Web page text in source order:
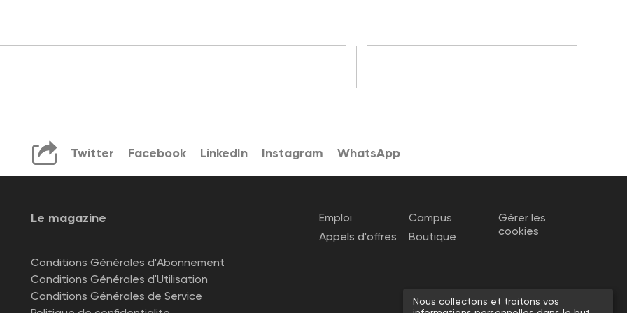
Twitter Facebook LinkedIn Instagram WhatsApp
Le magazine
Conditions Générales d'Abonnement
Conditions Générales d'Utilisation
Conditions Générales de Service
Emploi
Appels d'offres
Campus
Boutique
Gérer les
cookies
Nous collectons et traitons vos